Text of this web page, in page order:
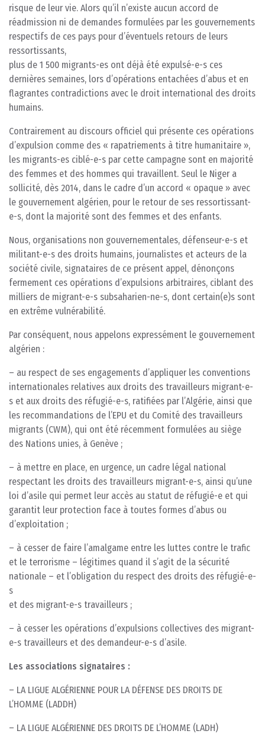
risque de leur vie. Alors qu’il n’existe aucun accord de
réadmission ni de demandes formulées par les gouvernements
respectifs de ces pays pour d’éventuels retours de leurs
ressortissants,
plus de 1 500 migrants-es ont déjà été expulsé-e-s ces
dernières semaines, lors d’opérations entachées d’abus et en
flagrantes contradictions avec le droit international des droits
humains.
Contrairement au discours officiel qui présente ces opérations
d’expulsion comme des « rapatriements à titre humanitaire »,
les migrants-es ciblé-e-s par cette campagne sont en majorité
des femmes et des hommes qui travaillent. Seul le Niger a
sollicité, dès 2014, dans le cadre d’un accord « opaque » avec
le gouvernement algérien, pour le retour de ses ressortissant-
e-s, dont la majorité sont des femmes et des enfants.
Nous, organisations non gouvernementales, défenseur-e-s et
militant-e-s des droits humains, journalistes et acteurs de la
société civile, signataires de ce présent appel, dénonçons
fermement ces opérations d’expulsions arbitraires, ciblant des
milliers de migrant-e-s subsaharien-ne-s, dont certain(e)s sont
en extrême vulnérabilité.
Par conséquent, nous appelons expressément le gouvernement
algérien :
– au respect de ses engagements d’appliquer les conventions
internationales relatives aux droits des travailleurs migrant-e-
s et aux droits des réfugié-e-s, ratifiées par l’Algérie, ainsi que
les recommandations de l’EPU et du Comité des travailleurs
migrants (CWM), qui ont été récemment formulées au siège
des Nations unies, à Genève ;
– à mettre en place, en urgence, un cadre légal national
respectant les droits des travailleurs migrant-e-s, ainsi qu’une
loi d’asile qui permet leur accès au statut de réfugié-e et qui
garantit leur protection face à toutes formes d’abus ou
d’exploitation ;
– à cesser de faire l’amalgame entre les luttes contre le trafic
et le terrorisme – légitimes quand il s’agit de la sécurité
nationale – et l’obligation du respect des droits des réfugié-e-
s
et des migrant-e-s travailleurs ;
– à cesser les opérations d’expulsions collectives des migrant-
e-s travailleurs et des demandeur-e-s d’asile.
Les associations signataires :
– LA LIGUE ALGÉRIENNE POUR LA DÉFENSE DES DROITS DE
L’HOMME (LADDH)
– LA LIGUE ALGÉRIENNE DES DROITS DE L’HOMME (LADH)